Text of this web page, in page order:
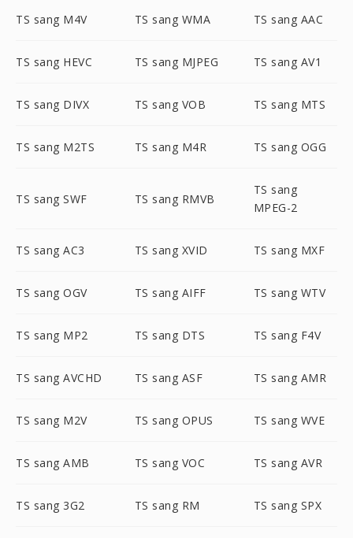
TS sang M4V TS sang WMA TS sang AAC
TS sang HEVC TS sang MJPEG TS sang AV1
TS sang DIVX TS sang VOB TS sang MTS
TS sang M2TS TS sang M4R TS sang OGG
TS sang SWF TS sang RMVB
TS sang
MPEG-2
TS sang AC3 TS sang XVID TS sang MXF
TS sang OGV TS sang AIFF TS sang WTV
TS sang MP2 TS sang DTS TS sang F4V
TS sang AVCHD TS sang ASF TS sang AMR
TS sang M2V TS sang OPUS TS sang WVE
TS sang AMB TS sang VOC TS sang AVR
TS sang 3G2 TS sang RM TS sang SPX